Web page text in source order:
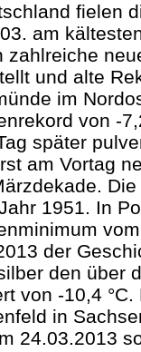
fielen
am
zahlreiche
und alte
im
von -
später
am Vortag
1951. In
der
den über
von -10,4
in
24.03.2013